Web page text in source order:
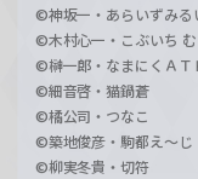
©神坂一・あらいずみる
©木村心一・こぶいち
©榊一郎・なまにくＡＴ
©細音啓・猫鍋蒼
©橘公司・つなこ
©築地俊彦・駒都え～じ
©柳実冬貴・切符